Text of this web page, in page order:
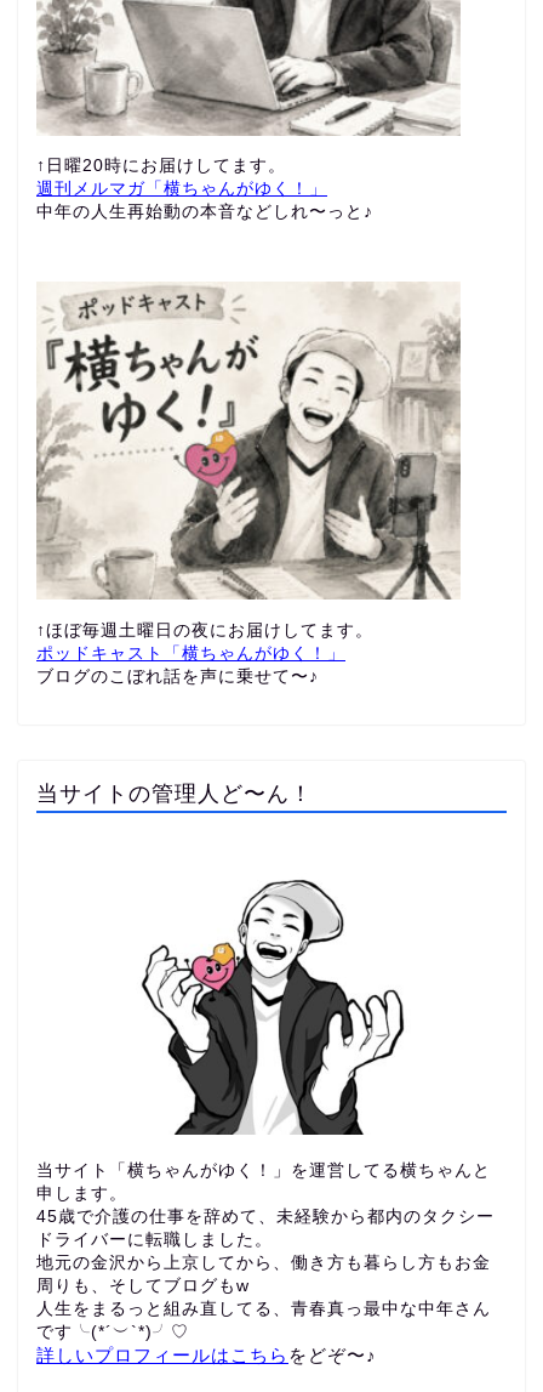
↑日曜20時にお届けしてます。
週刊メルマガ「横ちゃんがゆく！」
中年の人生再始動の本音などしれ〜っと♪
↑ほぼ毎週土曜日の夜にお届けしてます。
ポッドキャスト「横ちゃんがゆく！」
ブログのこぼれ話を声に乗せて〜♪
当サイトの管理人ど〜ん！
当サイト「横ちゃんがゆく！」を運営してる横ちゃんと
申します。
45歳で介護の仕事を辞めて、未経験から都内のタクシー
ドライバーに転職しました。
地元の金沢から上京してから、働き方も暮らし方もお金
周りも、 そしてブログもw
人生をまるっと組み直してる、青春真っ最中な中年さん
です╰(*´︶`*)╯♡
詳しいプロフィールはこちら をどぞ〜♪